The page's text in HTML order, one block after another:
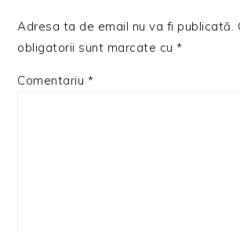
Adresa ta de email nu va fi publicată.
obligatorii sunt marcate cu*
Comentariu *